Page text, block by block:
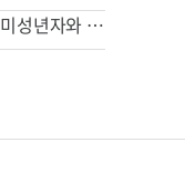
목회자 신분으로 HIV 감염 숨기고 미성년자와 성관계